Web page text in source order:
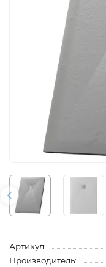
Артикул:
Производитель: